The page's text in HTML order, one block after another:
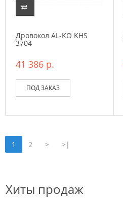
Дровокол AL-KO KHS
3704
41 386 р.
ПОД ЗАКАЗ
1 2 > >|
Хиты продаж